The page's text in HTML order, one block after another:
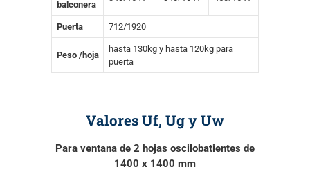
balconera
Puerta 712/1920
Peso /hoja
hasta 130kg y hasta 120kg para
puerta
Valores Uf, Ug y Uw
Para ventana de 2 hojas oscilobatientes de
1400 x 1400 mm